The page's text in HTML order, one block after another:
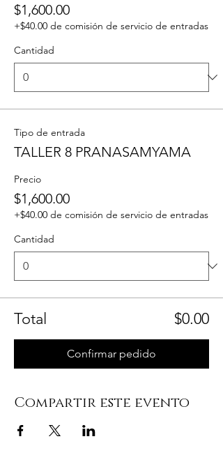
$1,600.00
+$40.00 de comisión de servicio de entradas
Cantidad
Tipo de entrada
TALLER 8 PRANASAMYAMA
Precio
$1,600.00
+$40.00 de comisión de servicio de entradas
Cantidad
Total $0.00
Confirmar pedido
Compartir este evento